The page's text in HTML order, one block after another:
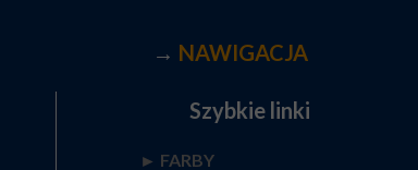
Szybkie linki
► FARBY
→ NAWIGACJA